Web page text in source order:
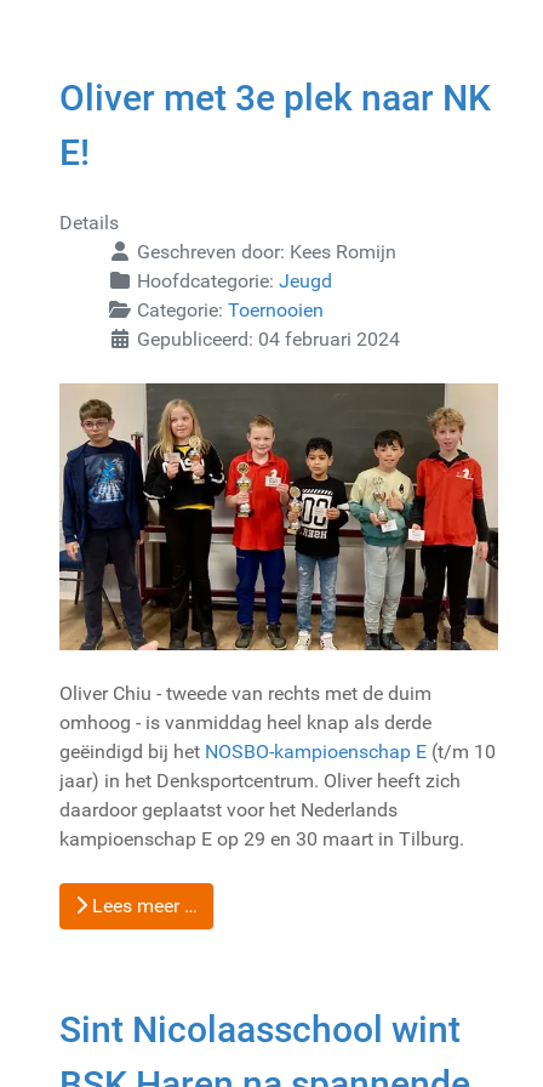
Oliver met 3e plek naar NK
E!
Details
Geschreven door: Kees Romijn
Hoofdcategorie: Jeugd
Categorie: Toernooien
Gepubliceerd: 04 februari 2024
Oliver Chiu - tweede van rechts met de duim
omhoog - is vanmiddag heel knap als derde
geëindigd bij het NOSBO-kampioenschap E (t/m 10
jaar) in het Denksportcentrum. Oliver heeft zich
daardoor geplaatst voor het Nederlands
kampioenschap E op 29 en 30 maart in Tilburg.
Lees meer …
Sint Nicolaasschool wint